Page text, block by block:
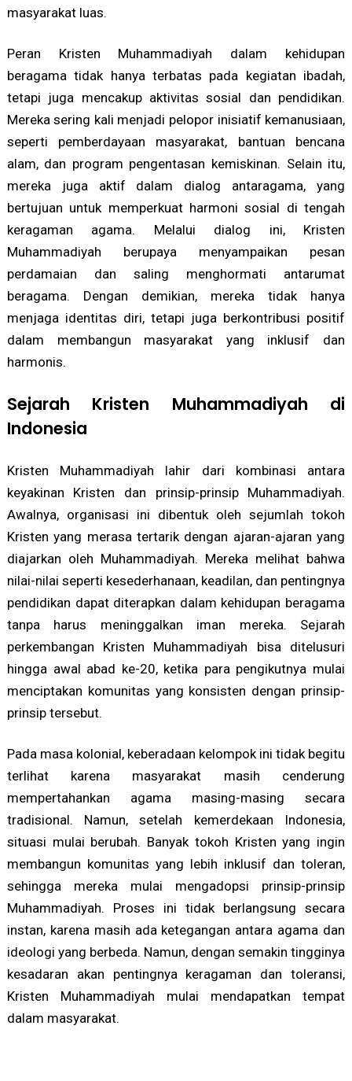
masyarakat luas.
Peran Kristen Muhammadiyah dalam kehidupan
beragama tidak hanya terbatas pada kegiatan ibadah,
tetapi juga mencakup aktivitas sosial dan pendidikan.
Mereka sering kali menjadi pelopor inisiatif kemanusiaan,
seperti pemberdayaan masyarakat, bantuan bencana
alam, dan program pengentasan kemiskinan. Selain itu,
mereka juga aktif dalam dialog antaragama, yang
bertujuan untuk memperkuat harmoni sosial di tengah
keragaman agama. Melalui dialog ini, Kristen
Muhammadiyah berupaya menyampaikan pesan
perdamaian dan saling menghormati antarumat
beragama. Dengan demikian, mereka tidak hanya
menjaga identitas diri, tetapi juga berkontribusi positif
dalam membangun masyarakat yang inklusif dan
harmonis.
Sejarah Kristen Muhammadiyah di
Indonesia
Kristen Muhammadiyah lahir dari kombinasi antara
keyakinan Kristen dan prinsip-prinsip Muhammadiyah.
Awalnya, organisasi ini dibentuk oleh sejumlah tokoh
Kristen yang merasa tertarik dengan ajaran-ajaran yang
diajarkan oleh Muhammadiyah. Mereka melihat bahwa
nilai-nilai seperti kesederhanaan, keadilan, dan pentingnya
pendidikan dapat diterapkan dalam kehidupan beragama
tanpa harus meninggalkan iman mereka. Sejarah
perkembangan Kristen Muhammadiyah bisa ditelusuri
hingga awal abad ke-20, ketika para pengikutnya mulai
menciptakan komunitas yang konsisten dengan prinsip-
prinsip tersebut.
Pada masa kolonial, keberadaan kelompok ini tidak begitu
terlihat karena masyarakat masih cenderung
mempertahankan agama masing-masing secara
tradisional. Namun, setelah kemerdekaan Indonesia,
situasi mulai berubah. Banyak tokoh Kristen yang ingin
membangun komunitas yang lebih inklusif dan toleran,
sehingga mereka mulai mengadopsi prinsip-prinsip
Muhammadiyah. Proses ini tidak berlangsung secara
instan, karena masih ada ketegangan antara agama dan
ideologi yang berbeda. Namun, dengan semakin tingginya
kesadaran akan pentingnya keragaman dan toleransi,
Kristen Muhammadiyah mulai mendapatkan tempat
dalam masyarakat.